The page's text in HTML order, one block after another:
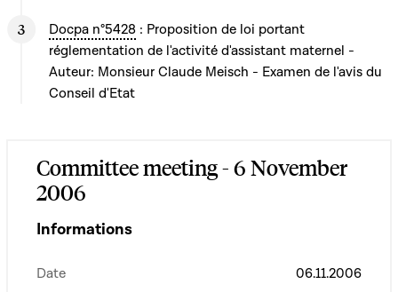
Docpa n°5428 : Proposition de loi portant
réglementation de l'activité d'assistant maternel -
Auteur: Monsieur Claude Meisch - Examen de l'avis du
Conseil d'Etat
Committee meeting - 6 November
2006
Informations
Date 06.11.2006